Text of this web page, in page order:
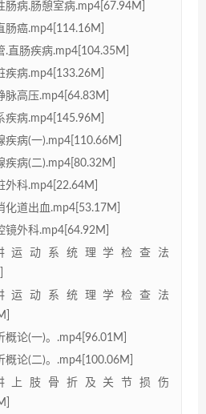
肠病.肠憩室病.mp4[67.94M]
肠癌.mp4[114.16M]
.直肠疾病.mp4[104.35M]
疾病.mp4[133.26M]
脉高压.mp4[64.83M]
疾病.mp4[145.96M]
疾病(一).mp4[110.66M]
疾病(二).mp4[80.32M]
外科.mp4[22.64M]
化道出血.mp4[53.17M]
镜外科.mp4[64.92M]
运动系统理学检查法
运动系统理学检查法
概论(一)。.mp4[96.01M]
概论(二)。.mp4[100.06M]
上肢骨折及关节损伤